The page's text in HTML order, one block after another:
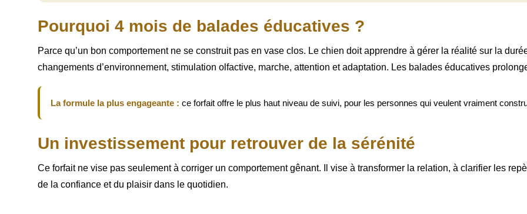
Pourquoi 4 mois de balades éducatives ?
Parce qu’un bon comportement ne se construit pas en vase clos. Le chien doit apprendre à gérer la réalité sur la
changements d’environnement, stimulation olfactive, marche, attention et adaptation. Les balades éducatives
La formule la plus engageante : ce forfait offre le plus haut niveau de suivi, pour les personnes qui veulent vraiment
Un investissement pour retrouver de la sérénité
Ce forfait ne vise pas seulement à corriger un comportement gênant. Il vise à transformer la relation, à clarifier les
de la confiance et du plaisir dans le quotidien.